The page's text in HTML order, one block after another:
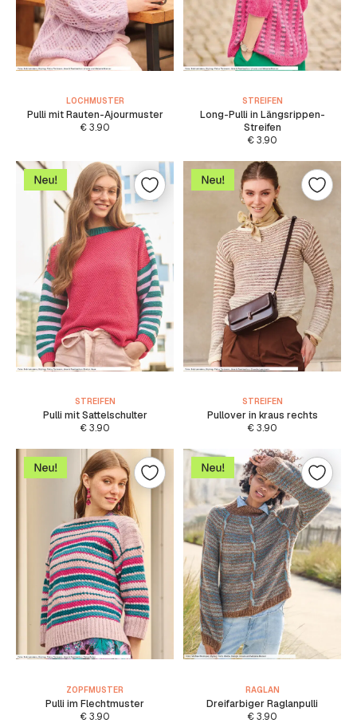
LOCHMUSTER
Pulli mit Rauten-Ajourmuster
€3.90
STREIFEN
Long-Pulli in Längsrippen-
Streifen
€3.90
STREIFEN
Pulli mit Sattelschulter
€3.90
STREIFEN
Pullover in kraus rechts
€3.90
ZOPFMUSTER
Pulli im Flechtmuster
€3.90
RAGLAN
Dreifarbiger Raglanpulli
€3.90